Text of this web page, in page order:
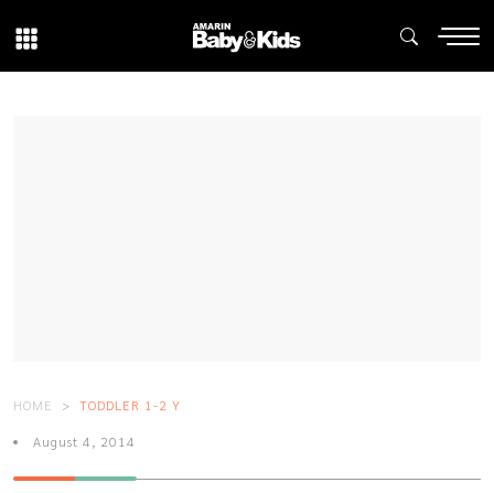
HOME TODDLER 1-2 Y
August 4, 2014